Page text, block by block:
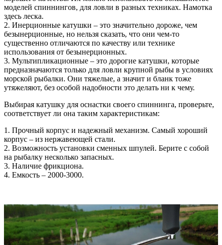
моделей спиннингов, для ловли в разных техниках. Намотка
здесь леска.
2. Инерционные катушки – это значительно дороже, чем
безынерционные, но нельзя сказать, что они чем-то
существенно отличаются по качеству или технике
использования от безынерционных.
3. Мультипликационные – это дорогие катушки, которые
предназначаются только для ловли крупной рыбы в условиях
морской рыбалки. Они тяжелые, а значит и бланк тоже
утяжеляют, без особой надобности это делать ни к чему.
Выбирая катушку для оснастки своего спиннинга, проверьте,
соответствует ли она таким характеристикам:
1. Прочный корпус и надежный механизм. Самый хороший
корпус – из нержавеющей стали.
2. Возможность установки сменных шпулей. Берите с собой
на рыбалку несколько запасных.
3. Наличие фрикциона.
4. Емкость – 2000-3000.